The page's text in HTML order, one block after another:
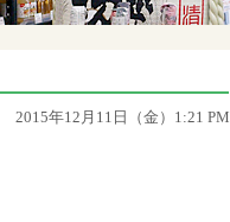
2015年12月11日（金）1:21 PM